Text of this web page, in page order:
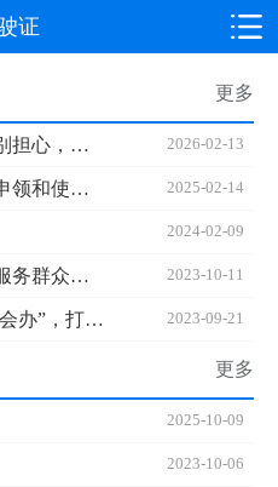
证
更多
驾照逾期三年被注销啦？别担心，考过这两科即可重获驾照 2026-02-13
关于修改《机动车驾驶证申领和使用规定》的决定（公安部令第172号） 2025-02-14
2024-02-09
公安部推出10项公安交管服务群众服务发展便利措施 2023-10-11
柳州交警推行“一窗办”“社会办”，打造老百姓家门口的“公安便利超市” 2023-09-21
更多
2025-10-09
2023-10-06